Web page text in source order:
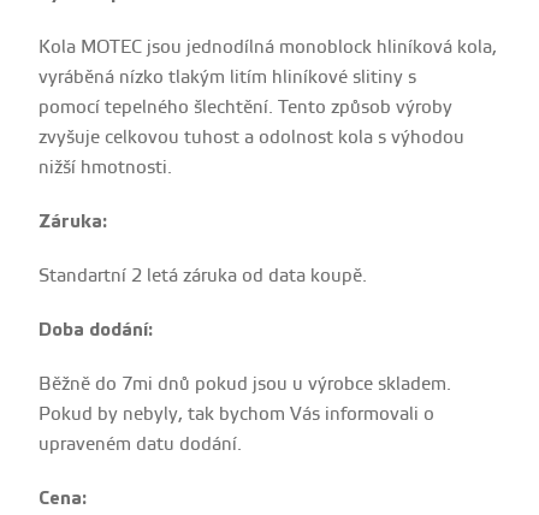
Kola MOTEC jsou jednodílná monoblock hliníková kola,
vyráběná nízko tlakým litím hliníkové slitiny s
pomocí tepelného šlechtění. Tento způsob výroby
zvyšuje celkovou tuhost a odolnost kola s výhodou
nižší hmotnosti.
Záruka:
Standartní 2 letá záruka od data koupě.
Doba dodání:
Běžně do 7mi dnů pokud jsou u výrobce skladem.
Pokud by nebyly, tak bychom Vás informovali o
upraveném datu dodání.
Cena: